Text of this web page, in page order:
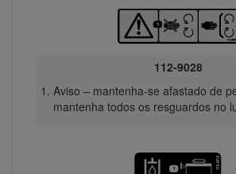
112-9028
Aviso – mantenha-se afastado de
mantenha todos os resguardos no